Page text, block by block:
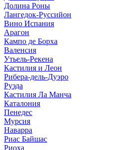
Долина Роны
Лангедок-Руссийон
Вино Испания
Арагон
Кампо де Борха
Валенсия
Утьель-Рекена
Кастилия и Леон
Рибера-дель-Дуэро
Руэда
Кастилия Ла Манча
Каталония
Пенедес
Мурсия
Наварра
Риас Байшас
Риоха